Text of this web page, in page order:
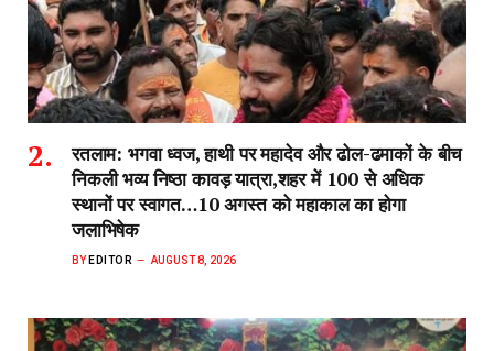
रतलाम: भगवा ध्वज, हाथी पर महादेव और ढोल-ढमाकों के बीच
निकली भव्य निष्ठा कावड़ यात्रा,शहर में 100 से अधिक
स्थानों पर स्वागत…10 अगस्त को महाकाल का होगा
जलाभिषेक
BY EDITOR AUGUST 8, 2026